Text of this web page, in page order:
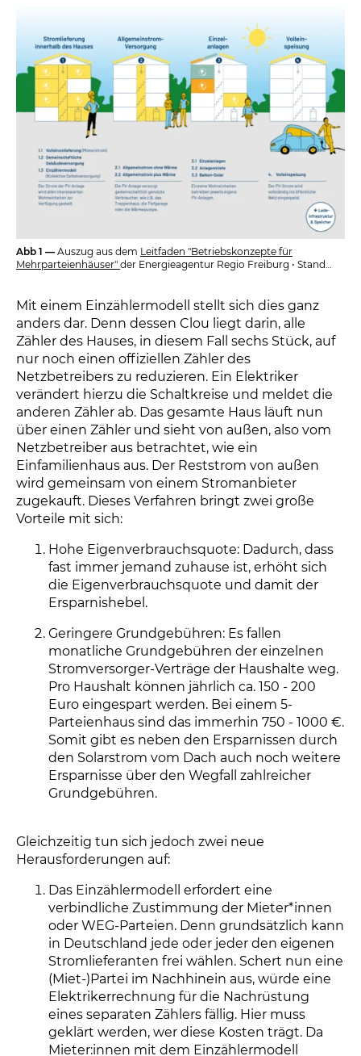
Abb 1 — Auszug aus dem Leitfaden "Betriebskonzepte für
Mehrparteienhäuser" der Energieagentur Regio Freiburg • Stand
Mit einem Einzählermodell stellt sich dies ganz
anders dar. Denn dessen Clou liegt darin, alle
Zähler des Hauses, in diesem Fall sechs Stück, auf
nur noch einen offiziellen Zähler des
Netzbetreibers zu reduzieren. Ein Elektriker
verändert hierzu die Schaltkreise und meldet die
anderen Zähler ab. Das gesamte Haus läuft nun
über einen Zähler und sieht von außen, also vom
Netzbetreiber aus betrachtet, wie ein
Einfamilienhaus aus. Der Reststrom von außen
wird gemeinsam von einem Stromanbieter
zugekauft. Dieses Verfahren bringt zwei große
Vorteile mit sich:
Hohe Eigenverbrauchsquote: Dadurch, dass
fast immer jemand zuhause ist, erhöht sich
die Eigenverbrauchsquote und damit der
Ersparnishebel.
Geringere Grundgebühren: Es fallen
monatliche Grundgebühren der einzelnen
Stromversorger-Verträge der Haushalte weg.
Pro Haushalt können jährlich ca. 150 - 200
Euro eingespart werden. Bei einem 5-
Parteienhaus sind das immerhin 750 - 1000 €.
Somit gibt es neben den Ersparnissen durch
den Solarstrom vom Dach auch noch weitere
Ersparnisse über den Wegfall zahlreicher
Grundgebühren.
Gleichzeitig tun sich jedoch zwei neue
Herausforderungen auf:
Das Einzählermodell erfordert eine
verbindliche Zustimmung der Mieter*innen
oder WEG-Parteien. Denn grundsätzlich kann
in Deutschland jede oder jeder den eigenen
Stromlieferanten frei wählen. Schert nun eine
(Miet-)Partei im Nachhinein aus, würde eine
Elektrikerrechnung für die Nachrüstung
eines separaten Zählers fällig. Hier muss
geklärt werden, wer diese Kosten trägt. Da
Mieter:innen mit dem Einzählermodell